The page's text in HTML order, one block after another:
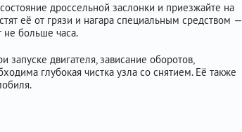
дроссельной заслонки и приезжайте на
её от грязи и нагара специальным средством —
не больше часа.
двигателя, зависание оборотов,
глубокая чистка узла со снятием. Её также